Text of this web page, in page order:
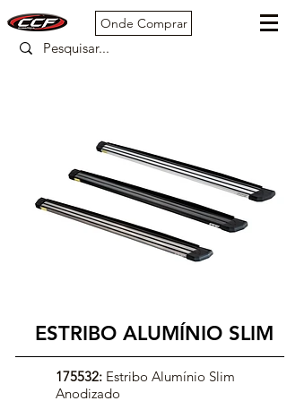
Onde Comprar
ESTRIBO ALUMÍNIO SLIM
175532: Estribo Alumínio Slim
Anodizado